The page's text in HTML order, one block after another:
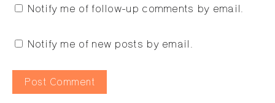
Notify me of follow-up comments by email.
Notify me of new posts by email.